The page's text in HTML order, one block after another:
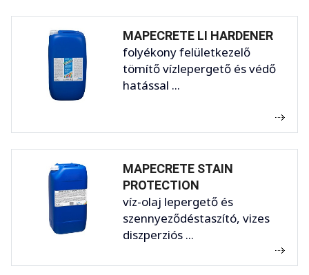
MAPECRETE LI HARDENER
folyékony felületkezelő
tömítő vízlepergető és védő
hatással ...
MAPECRETE STAIN
PROTECTION
víz-olaj lepergető és
szennyeződéstaszító, vizes
diszperziós ...